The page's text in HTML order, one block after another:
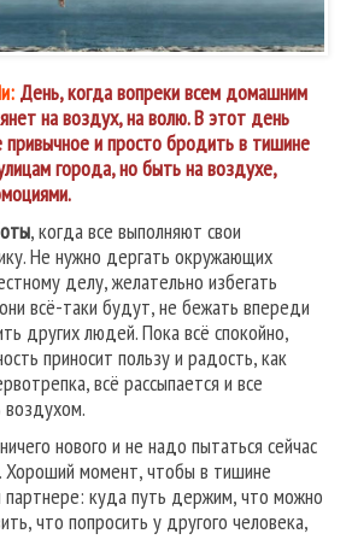
День, когда вопреки всем домашним
на воздух, на волю. В этот день
привычное и просто бродить в тишине
города, но быть на воздухе,
, когда все выполняют свои
Не нужно дергать окружающих
делу, желательно избегать
всё-таки будут, не бежать впереди
других людей. Пока всё спокойно,
приносит пользу и радость, как
всё рассыпается и все
нового и не надо пытаться сейчас
Хороший момент, чтобы в тишине
партнере: куда путь держим, что можно
что попросить у другого человека,